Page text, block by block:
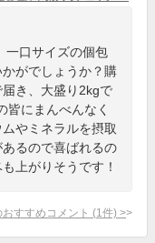
一口サイズの個包
がでしょうか？購
き、大盛り2kgで
皆にまんべんなく
やミネラルを摂取
るので喜ばれるの
上がりそうです！
すすめコメント (1 件) >